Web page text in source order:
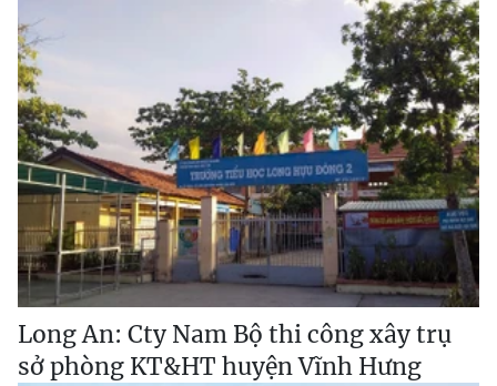
Long An: Cty Nam Bộ thi công xây trụ
sở phòng KT&HT huyện Vĩnh Hưng